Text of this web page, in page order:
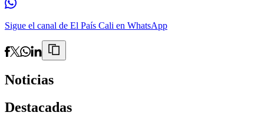
Sigue el canal de El País Cali en WhatsApp
Noticias
Destacadas